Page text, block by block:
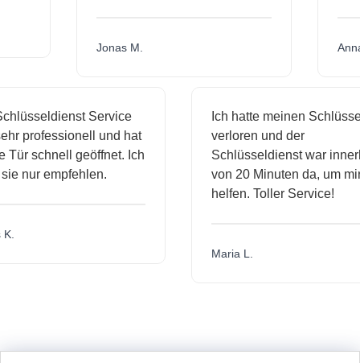
Jonas M.
Service
professionell und hat
schnell geöffnet. Ich
nur empfehlen.
Ich hatte meinen Schlüssel
verloren und der
Schlüsseldienst war
von 20 Minuten da, um mir
helfen. Toller Service!
Maria L.